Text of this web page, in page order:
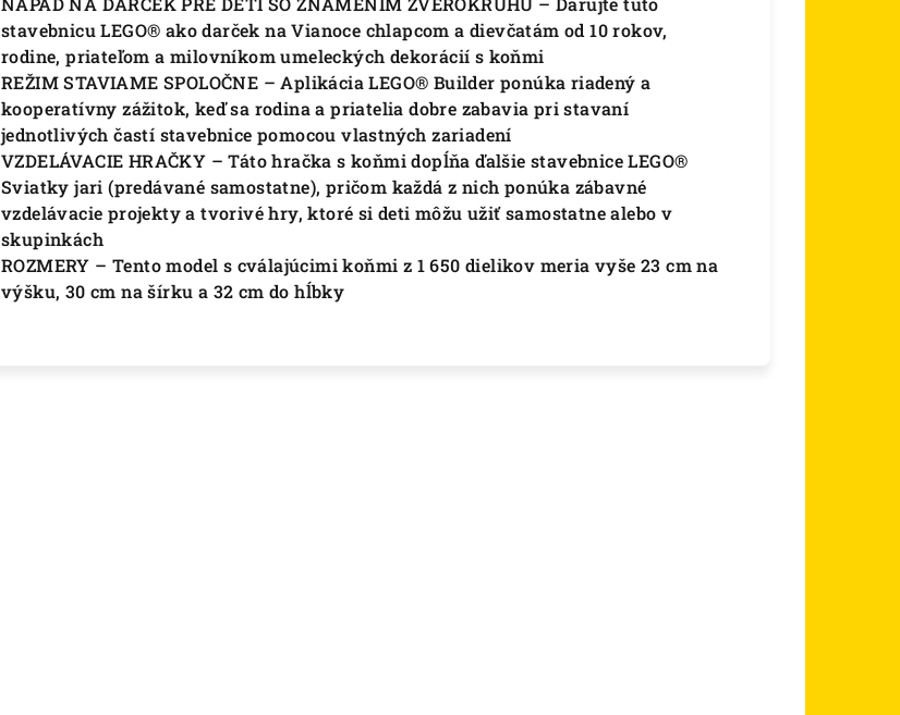
stavebnicu LEGO® ako darček na Vianoce chlapcom a dievčatám od 10 rokov,
rodine, priateľom a milovníkom umeleckých dekorácií s koňmi
REŽIM STAVIAME SPOLOČNE – Aplikácia LEGO® Builder ponúka riadený a
kooperatívny zážitok, keď sa rodina a priatelia dobre zabavia pri stavaní
jednotlivých častí stavebnice pomocou vlastných zariadení
VZDELÁVACIE HRAČKY – Táto hračka s koňmi dopĺňa ďalšie stavebnice LEGO®
Sviatky jari (predávané samostatne), pričom každá z nich ponúka zábavné
vzdelávacie projekty a tvorivé hry, ktoré si deti môžu užiť samostatne alebo v
skupinkách
ROZMERY – Tento model s cválajúcimi koňmi z 1 650 dielikov meria vyše 23 cm na
výšku, 30 cm na šírku a 32 cm do hĺbky